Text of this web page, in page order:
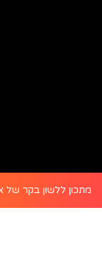
מתכון ללשון בקר של